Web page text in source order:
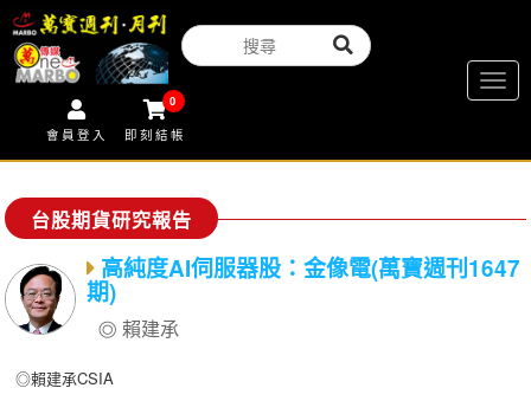
會員登入
0
即刻結帳
台股期貨研究報告
高純度AI伺服器股：金像電(萬寶週刊1647
期)
賴建承
◎賴建承CSIA